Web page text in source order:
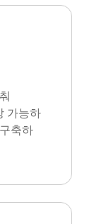
가능하
축하